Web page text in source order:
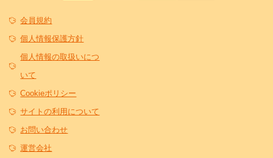
会員規約
個人情報保護方針
個人情報の取扱いにつ
いて
Cookieポリシー
サイトの利用について
お問い合わせ
運営会社